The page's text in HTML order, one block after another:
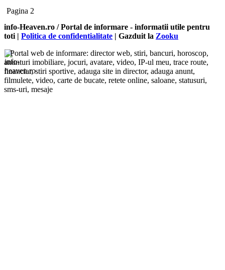
Pagina 2
info-Heaven.ro / Portal de informare - informatii utile pentru
toti | Politica de confidentialitate | Gazduit la Zooku
Portal web de informare: director web, stiri, bancuri, horoscop,
anunturi imobiliare, jocuri, avatare, video, IP-ul meu, trace route,
financiar, stiri sportive, adauga site in director, adauga anunt,
filmulete, video, carte de bucate, retete online, saloane, statusuri,
sms-uri, mesaje